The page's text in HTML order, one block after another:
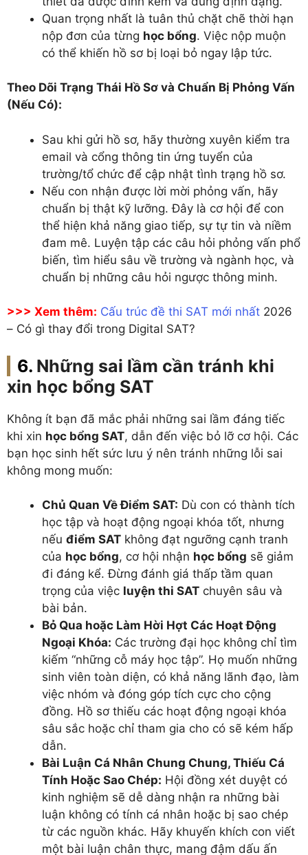
Quan trọng nhất là tuân thủ chặt chẽ thời hạn
nộp đơn của từng học bổng. Việc nộp muộn
có thể khiến hồ sơ bị loại bỏ ngay lập tức.
Theo Dõi Trạng Thái Hồ Sơ và Chuẩn Bị Phỏng Vấn
(Nếu Có):
Sau khi gửi hồ sơ, hãy thường xuyên kiểm tra
email và cổng thông tin ứng tuyển của
trường/tổ chức để cập nhật tình trạng hồ sơ.
Nếu con nhận được lời mời phỏng vấn, hãy
chuẩn bị thật kỹ lưỡng. Đây là cơ hội để con
thể hiện khả năng giao tiếp, sự tự tin và niềm
đam mê. Luyện tập các câu hỏi phỏng vấn phổ
biến, tìm hiểu sâu về trường và ngành học, và
chuẩn bị những câu hỏi ngược thông minh.
>>> Xem thêm: Cấu trúc đề thi SAT mới nhất 2026
– Có gì thay đổi trong Digital SAT?
Những sai lầm cần tránh khi
xin học bổng SAT
Không ít bạn đã mắc phải những sai lầm đáng tiếc
khi xin học bổng SAT, dẫn đến việc bỏ lỡ cơ hội. Các
bạn học sinh hết sức lưu ý nên tránh những lỗi sai
không mong muốn:
Chủ Quan Về Điểm SAT: Dù con có thành tích
học tập và hoạt động ngoại khóa tốt, nhưng
nếu điểm SAT không đạt ngưỡng cạnh tranh
của học bổng, cơ hội nhận học bổng sẽ giảm
đi đáng kể. Đừng đánh giá thấp tầm quan
trọng của việc luyện thi SAT chuyên sâu và
bài bản.
Bỏ Qua hoặc Làm Hời Hợt Các Hoạt Động
Ngoại Khóa: Các trường đại học không chỉ tìm
kiếm “những cỗ máy học tập”. Họ muốn những
sinh viên toàn diện, có khả năng lãnh đạo, làm
việc nhóm và đóng góp tích cực cho cộng
đồng. Hồ sơ thiếu các hoạt động ngoại khóa
sâu sắc hoặc chỉ tham gia cho có sẽ kém hấp
dẫn.
Bài Luận Cá Nhân Chung Chung, Thiếu Cá
Tính Hoặc Sao Chép: Hội đồng xét duyệt có
kinh nghiệm sẽ dễ dàng nhận ra những bài
luận không có tính cá nhân hoặc bị sao chép
từ các nguồn khác. Hãy khuyến khích con viết
một bài luận chân thực, mang đậm dấu ấn